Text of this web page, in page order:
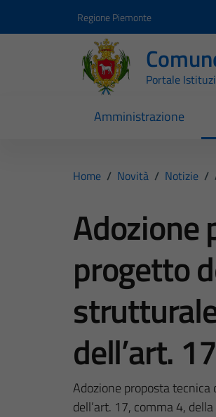
Regione Piemonte
Portale
Amministrazione
Home / Novità / Notizie /
Adozione
progetto
dell’art.
Adozione proposta
dell’art. 17, comma 4,